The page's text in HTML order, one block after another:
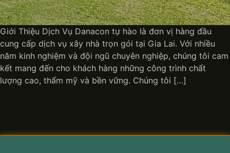
Giới Thiệu Dịch Vụ Danacon tự hào là đơn vị hàng đầu
cung cấp dịch vụ xây nhà trọn gói tại Gia Lai. Với nhiều
năm kinh nghiệm và đội ngũ chuyên nghiệp, chúng tôi cam
kết mang đến cho khách hàng những công trình chất
lượng cao, thẩm mỹ và bền vững. Chúng tôi […]